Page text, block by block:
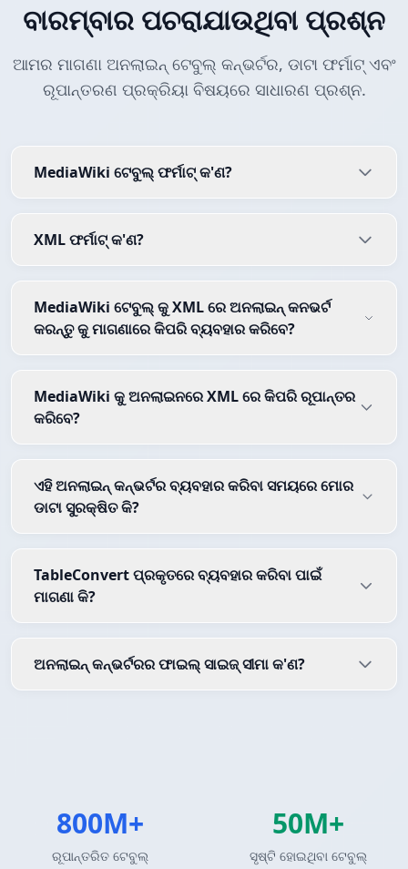
ବାରମ୍ବାର ପଚରାଯାଉଥିବା ପ୍ରଶ୍ନ
ଆମର ମାଗଣା ଅନଲାଇନ୍ ଟେବୁଲ୍ କନ୍ଭର୍ଟର, ଡାଟା ଫର୍ମାଟ୍ ଏବଂ
ରୂପାନ୍ତରଣ ପ୍ରକ୍ରିୟା ବିଷୟରେ ସାଧାରଣ ପ୍ରଶ୍ନ.
MediaWiki ଟେବୁଲ୍ ଫର୍ମାଟ୍ କ'ଣ?
XML ଫର୍ମାଟ୍ କ'ଣ?
MediaWiki ଟେବୁଲ୍ କୁ XML ରେ ଅନଲାଇନ୍ କନଭର୍ଟ
କରନ୍ତୁ କୁ ମାଗଣାରେ କିପରି ବ୍ୟବହାର କରିବେ?
MediaWiki କୁ ଅନଲାଇନରେ XML ରେ କିପରି ରୂପାନ୍ତର
କରିବେ?
ଏହି ଅନଲାଇନ୍ କନ୍ଭର୍ଟର ବ୍ୟବହାର କରିବା ସମୟରେ ମୋର
ଡାଟା ସୁରକ୍ଷିତ କି?
TableConvert ପ୍ରକୃତରେ ବ୍ୟବହାର କରିବା ପାଇଁ
ମାଗଣା କି?
ଅନଲାଇନ୍ କନ୍ଭର୍ଟରର ଫାଇଲ୍ ସାଇଜ୍ ସୀମା କ'ଣ?
800M+
ରୂପାନ୍ତରିତ ଟେବୁଲ୍
50M+
ସୃଷ୍ଟି ହୋଇଥିବା ଟେବୁଲ୍